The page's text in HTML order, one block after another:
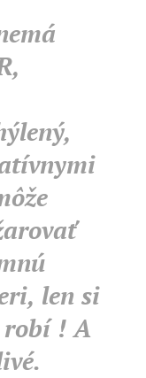
len si
robí ! A